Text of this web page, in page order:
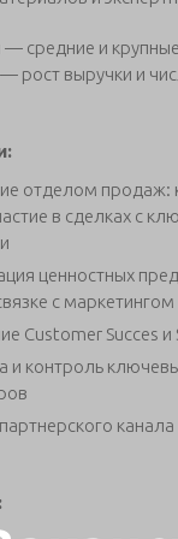
средние и
рост выручки и
отделом продаж:
в сделках с
ценностных
с маркетингом
Customer Succes и
и контроль
канала